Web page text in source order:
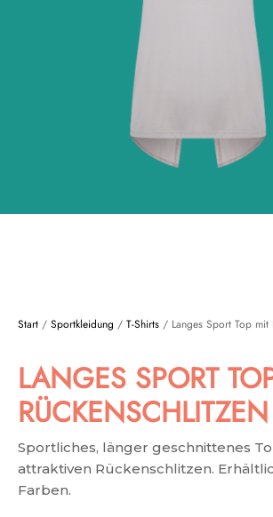
Start / Sportkleidung / T-Shirts / Langes Sport Top mit
LANGES SPORT
RÜCKENSCHLITZEN
Sportliches, länger geschnittenes
attraktiven Rückenschlitzen.
Farben.